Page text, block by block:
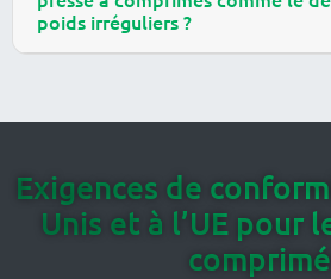
poids irréguliers ?
Exigences de
Unis et à l’UE pour